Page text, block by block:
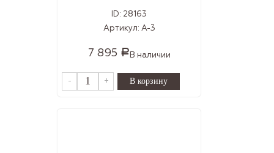
ID: 28163
Артикул: А-3
7 895 РВ наличии
- +